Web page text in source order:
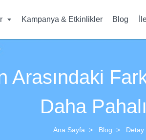
Kampanya & Etkinlikler Blog
Arasındaki
Daha
Ana Sayfa Blog Detay